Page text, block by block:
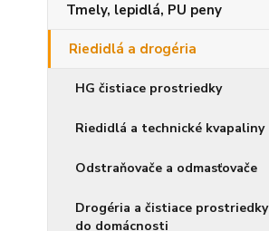
Tmely, lepidlá, PU peny
Riedidlá a drogéria
HG čistiace prostriedky
Riedidlá a technické kvapaliny
Odstraňovače a odmasťovače
Drogéria a čistiace prostriedky
do domácnosti